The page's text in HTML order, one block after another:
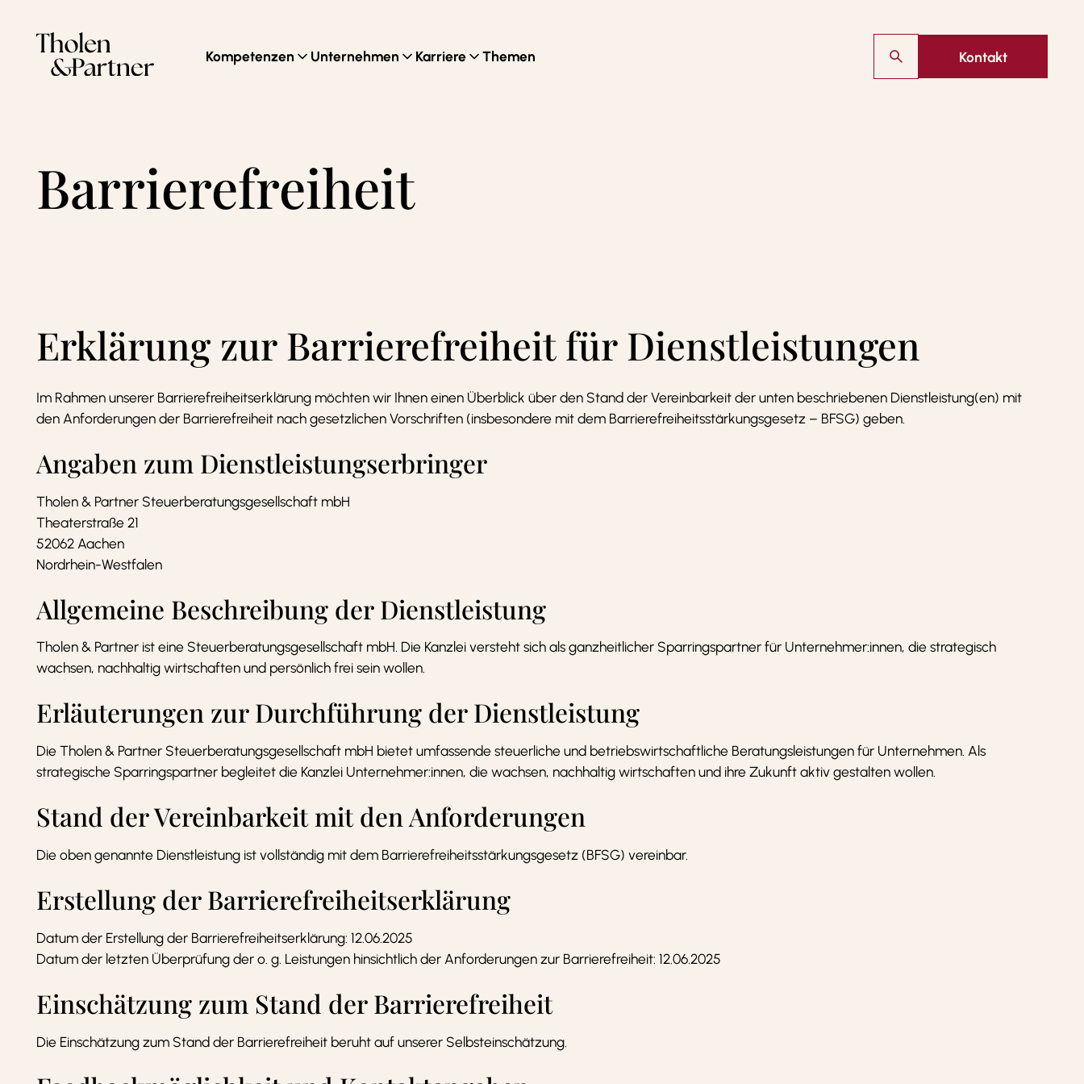
Kompetenzen Unternehmen Karriere Themen Kontakt
Barrierefreiheit
Erklärung zur Barrierefreiheit für Dienstleistungen
Im Rahmen unserer Barrierefreiheitserklärung möchten wir Ihnen einen Überblick über den Stand der Vereinbarkeit der unten beschriebenen Dienstleistung(en) mit
den Anforderungen der Barrierefreiheit nach gesetzlichen Vorschriften (insbesondere mit dem Barrierefreiheitsstärkungsgesetz – BFSG) geben.
Angaben zum Dienstleistungserbringer
Tholen & Partner Steuerberatungsgesellschaft mbH
Theaterstraße 21
52062 Aachen
Nordrhein-Westfalen
Allgemeine Beschreibung der Dienstleistung
Tholen & Partner ist eine Steuerberatungsgesellschaft mbH. Die Kanzlei versteht sich als ganzheitlicher Sparringspartner für Unternehmer:innen, die strategisch
wachsen, nachhaltig wirtschaften und persönlich frei sein wollen.
Erläuterungen zur Durchführung der Dienstleistung
Die Tholen & Partner Steuerberatungsgesellschaft mbH bietet umfassende steuerliche und betriebswirtschaftliche Beratungsleistungen für Unternehmen. Als
strategische Sparringspartner begleitet die Kanzlei Unternehmer:innen, die wachsen, nachhaltig wirtschaften und ihre Zukunft aktiv gestalten wollen.
Stand der Vereinbarkeit mit den Anforderungen
Die oben genannte Dienstleistung ist vollständig mit dem Barrierefreiheitsstärkungsgesetz (BFSG) vereinbar.
Erstellung der Barrierefreiheitserklärung
Datum der Erstellung der Barrierefreiheitserklärung: 12.06.2025
Datum der letzten Überprüfung der o. g. Leistungen hinsichtlich der Anforderungen zur Barrierefreiheit: 12.06.2025
Einschätzung zum Stand der Barrierefreiheit
Die Einschätzung zum Stand der Barrierefreiheit beruht auf unserer Selbsteinschätzung.